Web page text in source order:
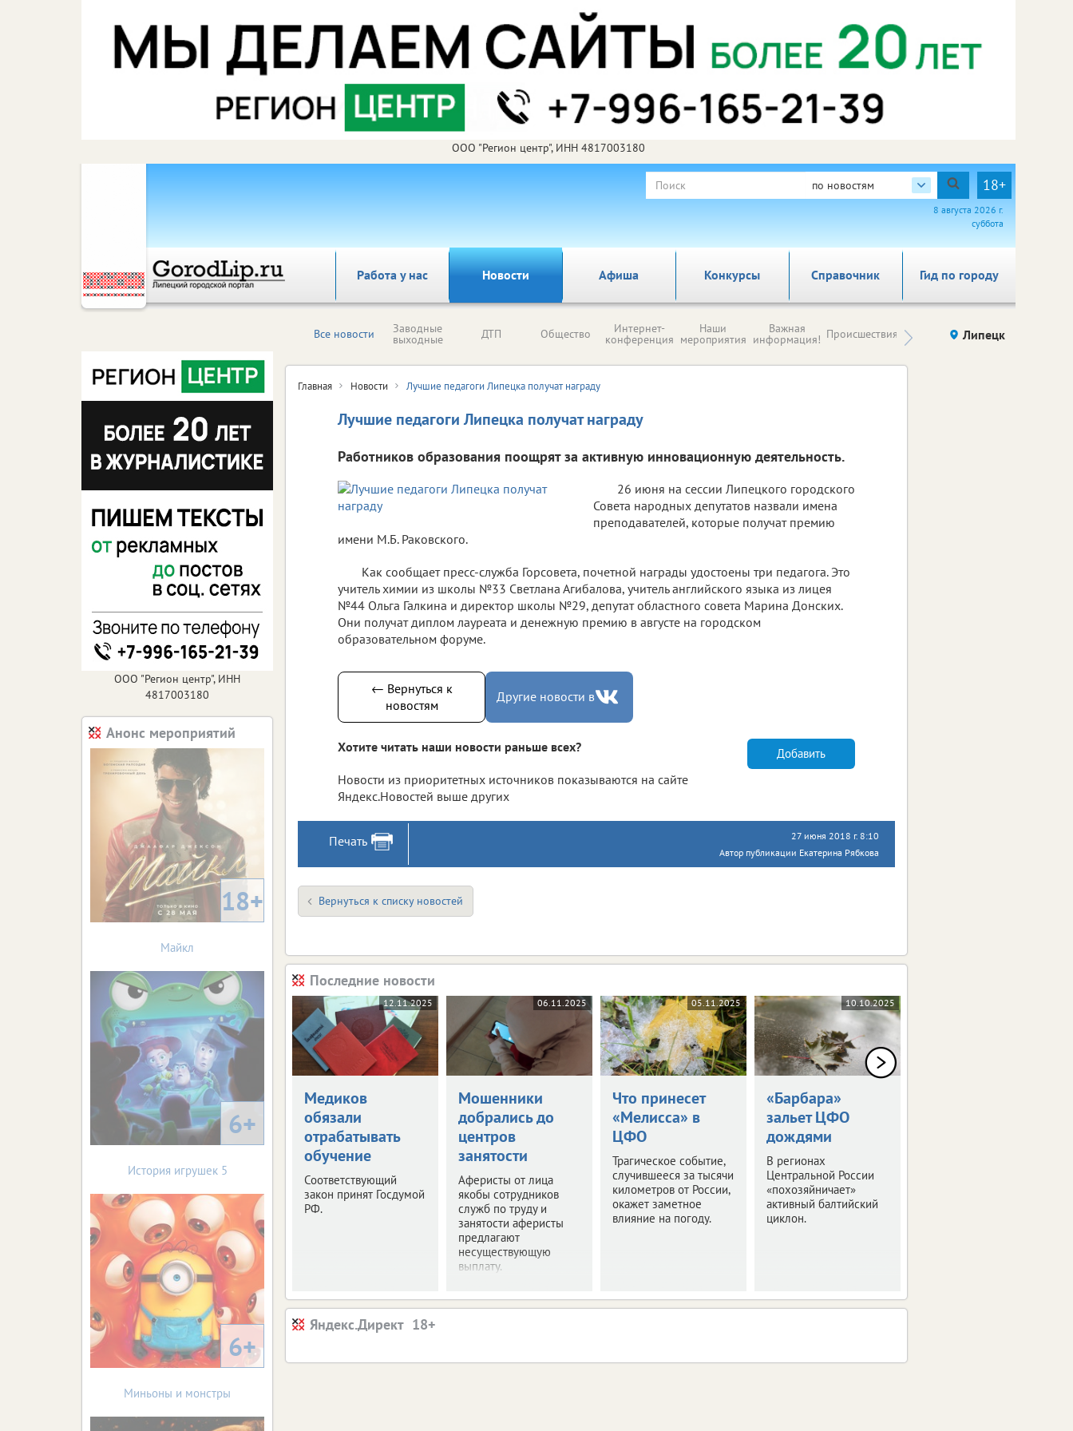
ООО "Регион центр", ИНН 4817003180
по новостям 18+
8 августа 2026 г.
суббота
Работа у нас Новости Афиша Справочник Гид по городу
Конкурсы
Все новости Заводные
выходные ДТП Общество Интернет-
конференция
Наши
мероприятия
Важная
информация! Происшествия Здоровье компаний (на
правах
Липецк
Главная Новости Лучшие педагоги Липецка получат награду
Лучшие педагоги Липецка получат награду
Работников образования поощрят за активную инновационную деятельность.
26 июня на сессии Липецкого городского
Совета народных депутатов назвали имена
преподавателей, которые получат премию
имени М.Б. Раковского.
Как сообщает пресс-служба Горсовета, почетной награды удостоены три педагога. Это
учитель химии из школы №33 Светлана Агибалова, учитель английского языка из лицея
№44 Ольга Галкина и директор школы №29, депутат областного совета Марина Донских.
Они получат диплом лауреата и денежную премию в августе на городском
образовательном форуме.
← Вернуться к
новостям
Другие новости в
Хотите читать наши новости раньше всех?
Новости из приоритетных источников показываются на сайте
Яндекс.Новостей выше других
Добавить
Печать
27 июня 2018 г. 8:10
Автор публикации Екатерина Рябкова
Вернуться к списку новостей
Последние новости
12.11.2025
Медиков
обязали
отрабатывать
обучение
Соответствующий
закон принят Госдумой
РФ.
06.11.2025
Мошенники
добрались до
центров
занятости
Аферисты от лица
якобы сотрудников
служб по труду и
занятости аферисты
предлагают
несуществующую
выплату.
05.11.2025
Что принесет
«Мелисса» в
ЦФО
Трагическое событие,
случившееся за тысячи
километров от России,
окажет заметное
влияние на погоду.
10.10.2025
«Барбара»
зальет ЦФО
дождями
В регионах
Центральной России
«похозяйничает»
активный балтийский
циклон.
Яндекс.Директ
ООО "Регион центр", ИНН
4817003180
Анонс мероприятий
18+
Майкл
6+
История игрушек 5
6+
Миньоны и монстры